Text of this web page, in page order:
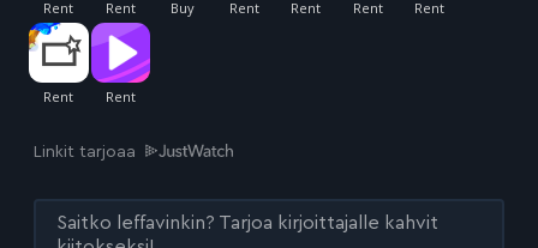
Linkit tarjoaa
Saitko leffavinkin? Tarjoa kirjoittajalle kahvit